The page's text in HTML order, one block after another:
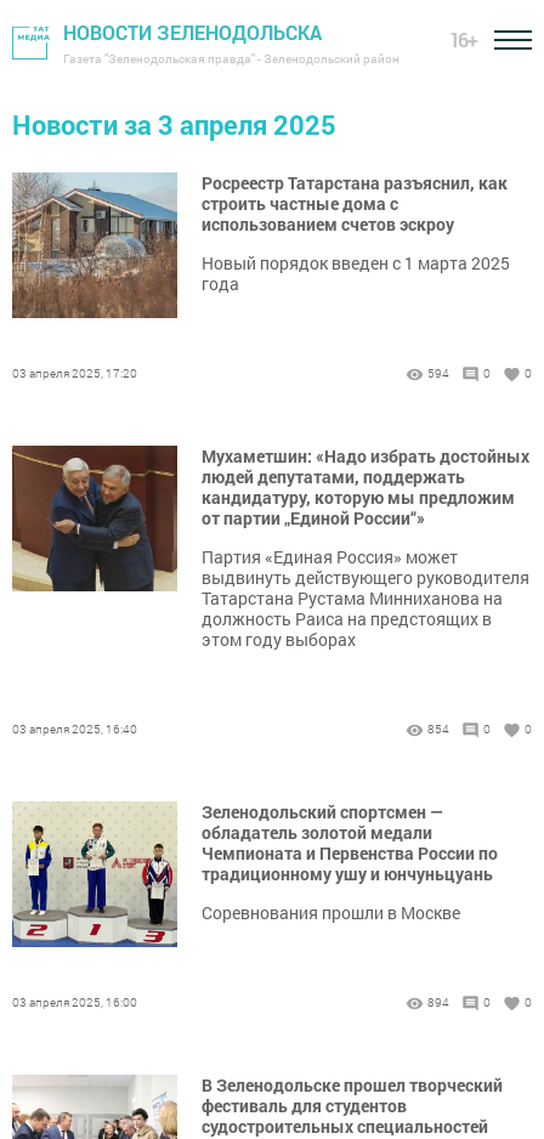
НОВОСТИ ЗЕЛЕНОДОЛЬСКА
Газета "Зеленодольская правда" - Зеленодольский район
16+
Новости за 3 апреля 2025
Росреестр Татарстана разъяснил, как
строить частные дома с
использованием счетов эскроу
Новый порядок введен с 1 марта 2025
года
03 апреля 2025, 17:20 594 0 0
Мухаметшин: «Надо избрать достойных
людей депутатами, поддержать
кандидатуру, которую мы предложим
от партии „Единой России“»
Партия «Единая Россия» может
выдвинуть действующего руководителя
Татарстана Рустама Минниханова на
должность Раиса на предстоящих в
этом году выборах
03 апреля 2025, 16:40 854 0 0
Зеленодольский спортсмен —
обладатель золотой медали
Чемпионата и Первенства России по
традиционному ушу и юнчуньцуань
Соревнования прошли в Москве
03 апреля 2025, 16:00 894 0 0
В Зеленодольске прошел творческий
фестиваль для студентов
судостроительных специальностей